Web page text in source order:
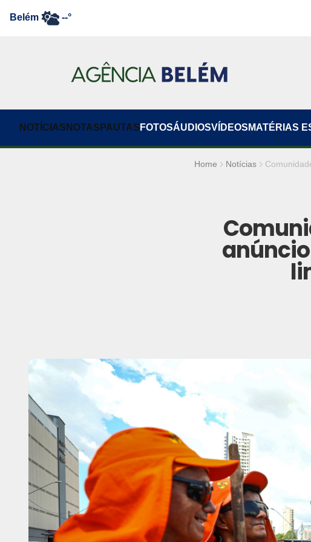
Belém --°
NOTÍCIAS NOTAS PAUTAS FOTOSÁUDIOSVÍDEOS MATÉRIAS
Home Notícias